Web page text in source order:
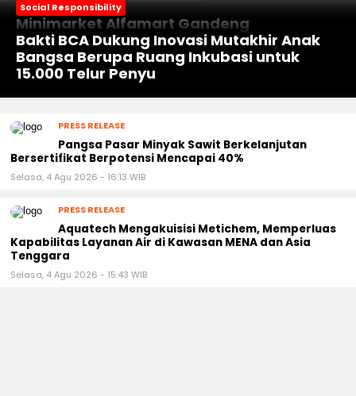
Social Responsibility
PROPAMI Care Beri Bantuan Nyata untuk
Yatim dan Dhuafa di Wilayah Babelan
Social Responsibility
AirNav Indonesia Lakukan Gerakan
Penanaman 12 Ribu Bibit Pohon Nangka
Secara Serentak di 12 Provinsi
Minimarket Alfamart Gandeng
Laboratorium Kimia Farma Berikan
Layanan Kesehatan Gratis untuk
Masyarakat
Social Responsibility
Bakti BCA Dukung Inovasi Mutakhir Anak
Bangsa Berupa Ruang Inkubasi untuk
15.000 Telur Penyu
PRESS RELEASE
Pangsa Pasar Minyak Sawit Berkelanjutan
Bersertifikat Berpotensi Mencapai 40%
Selasa, 4 Agu 2026 - 16:13 WIB
PRESS RELEASE
Aquatech Mengakuisisi Metichem, Memperluas
Kapabilitas Layanan Air di Kawasan MENA dan Asia
Tenggara
Selasa, 4 Agu 2026 - 15:43 WIB